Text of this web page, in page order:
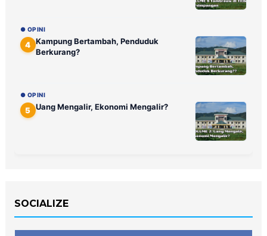
● OPINI
4 Kampung Bertambah, Penduduk
Berkurang?
● OPINI
5 Uang Mengalir, Ekonomi Mengalir?
SOCIALIZE